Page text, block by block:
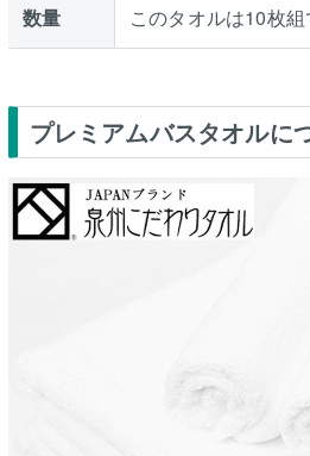
数量 このタオルは10枚組
プレミアムバスタオルに